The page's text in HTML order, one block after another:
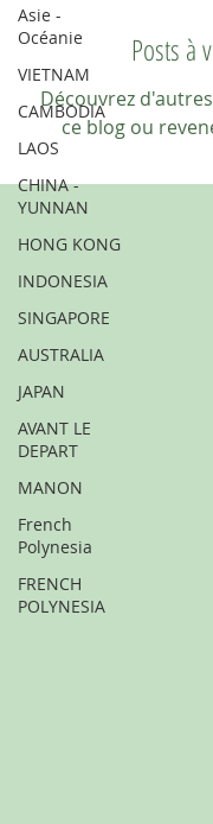
Asie -
Océanie
VIETNAM
CAMBODIA
LAOS
CHINA -
YUNNAN
HONG KONG
INDONESIA
SINGAPORE
AUSTRALIA
JAPAN
AVANT LE
DEPART
MANON
French
Polynesia
FRENCH
POLYNESIA
Posts à
Découvrez
ce blog ou